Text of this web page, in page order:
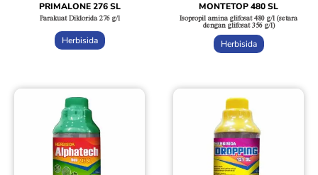
PRIMALONE 276 SL
Parakuat Diklorida 276 g/l
Herbisida
MONTETOP 480 SL
Isopropil amina glifosat 480 g/l (setara
dengan glifosat 356 g/l)
Herbisida